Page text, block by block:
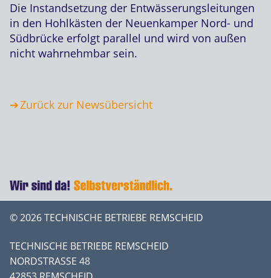
Die Instandsetzung der Entwässerungsleitungen
in den Hohlkästen der Neuenkamper Nord- und
Südbrücke erfolgt parallel und wird von außen
nicht wahrnehmbar sein.
Zurück zur Newsübersicht
© 2026 TECHNISCHE BETRIEBE REMSCHEID
TECHNISCHE BETRIEBE REMSCHEID
NORDSTRASSE 48